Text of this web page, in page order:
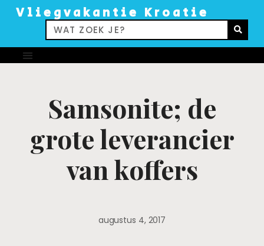
Vliegvakantie Kroatie
Samsonite; de
grote leverancier
van koffers
augustus 4, 2017